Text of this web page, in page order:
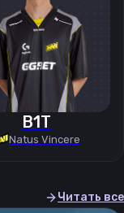
B1T
Natus Vincere
Читать все